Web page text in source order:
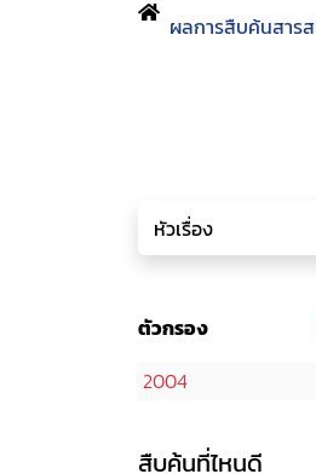
ผลการสืบค้นสาร
ตัวกรอง
2004
สืบค้นที่ไหนดี